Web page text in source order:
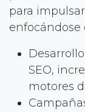
para
enfocándose
SEO,
motores